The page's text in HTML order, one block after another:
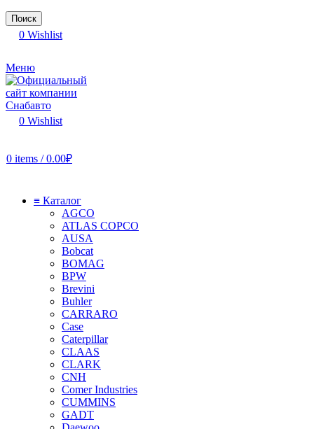
Поиск
0 Wishlist
Меню
0 Wishlist
0 items / 0.00₽
≡ Каталог
AGCO
ATLAS COPCO
AUSA
Bobcat
BOMAG
BPW
Brevini
Buhler
CARRARO
Case
Caterpillar
CLAAS
CLARK
CNH
Comer Industries
CUMMINS
GADT